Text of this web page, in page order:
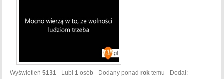
Wyświetleń 5131 Lubi 1 osób Dodany ponad rok temu Dodał: